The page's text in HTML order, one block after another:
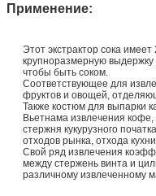
Применение:
Этот экстрактор сока
крупноразмерную выдержку
чтобы быть соком.
Соответствующее для
фруктов и овощей,
Также костюм для выпарки
Вьетнама извлечения
стержня кукурузного
отходов рынка, отхода
Свой ряд извлечения
между стержень винта и
различному извлеченному